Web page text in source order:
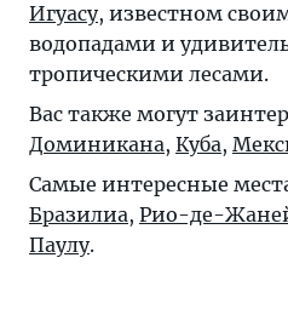
Игуасу, известном
водопадами и
тропическими лесами.
Вас также могут
Доминикана, Куба,
Самые интересные
Бразилиа, Рио-де-
Паулу.